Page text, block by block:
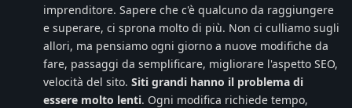
imprenditore. Sapere che c'è qualcuno da raggiungere
e superare, ci sprona molto di più. Non ci culliamo sugli
allori, ma pensiamo ogni giorno a nuove modifiche da
fare, passaggi da semplificare, migliorare l'aspetto SEO,
velocità del sito. Siti grandi hanno il problema di
essere molto lenti. Ogni modifica richiede tempo,